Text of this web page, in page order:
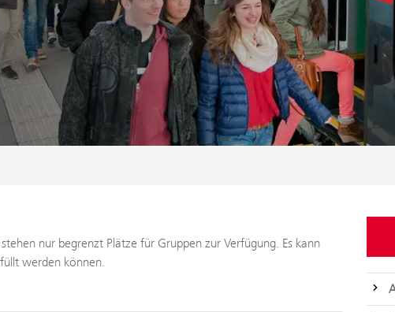
nur begrenzt Plätze für Gruppen zur Verfügung. Es kann
werden können.